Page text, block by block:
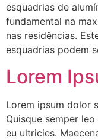
esquadrias de
fundamental na
nas residências.
esquadrias podem
Lorem
Lorem ipsum dolor
Quisque semper
eu ultricies.